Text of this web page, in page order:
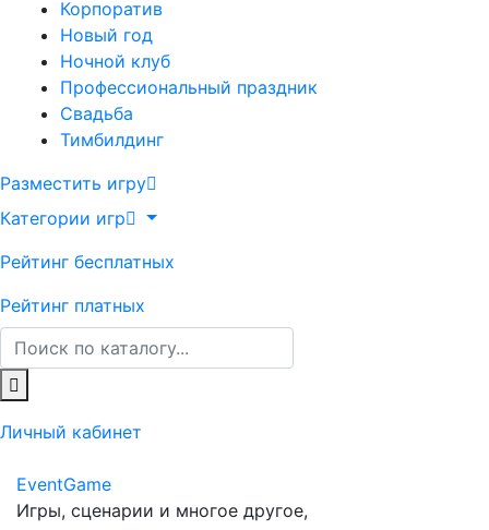
Корпоратив
Новый год
Ночной клуб
Профессиональный праздник
Свадьба
Тимбилдинг
Разместить игру
Категории игр
Рейтинг бесплатных
Рейтинг платных
Личный кабинет
EventGame
Игры, сценарии и многое другое,